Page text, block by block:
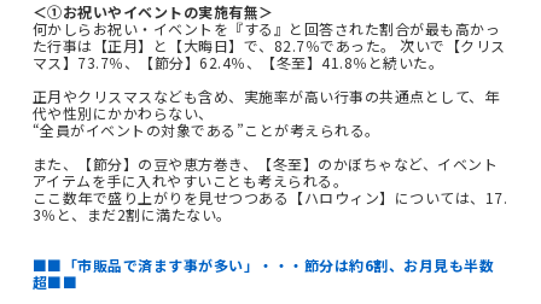
＜①お祝いやイベントの実施有無＞
何かしらお祝い・イベントを『する』と回答された割合が最も高かっ
た行事は【正月】と【大晦日】で、82.7％であった。 次いで【クリス
マス】73.7％、【節分】62.4％、【冬至】41.8％と続いた。
正月やクリスマスなども含め、実施率が高い行事の共通点として、年
代や性別にかかわらない、
“全員がイベントの対象である”ことが考えられる。
また、【節分】の豆や恵方巻き、【冬至】のかぼちゃなど、イベント
アイテムを手に入れやすいことも考えられる。
ここ数年で盛り上がりを見せつつある【ハロウィン】については、17.
3％と、まだ2割に満たない。
■■「市販品で済ます事が多い」・・・節分は約6割、お月見も半数
超■■